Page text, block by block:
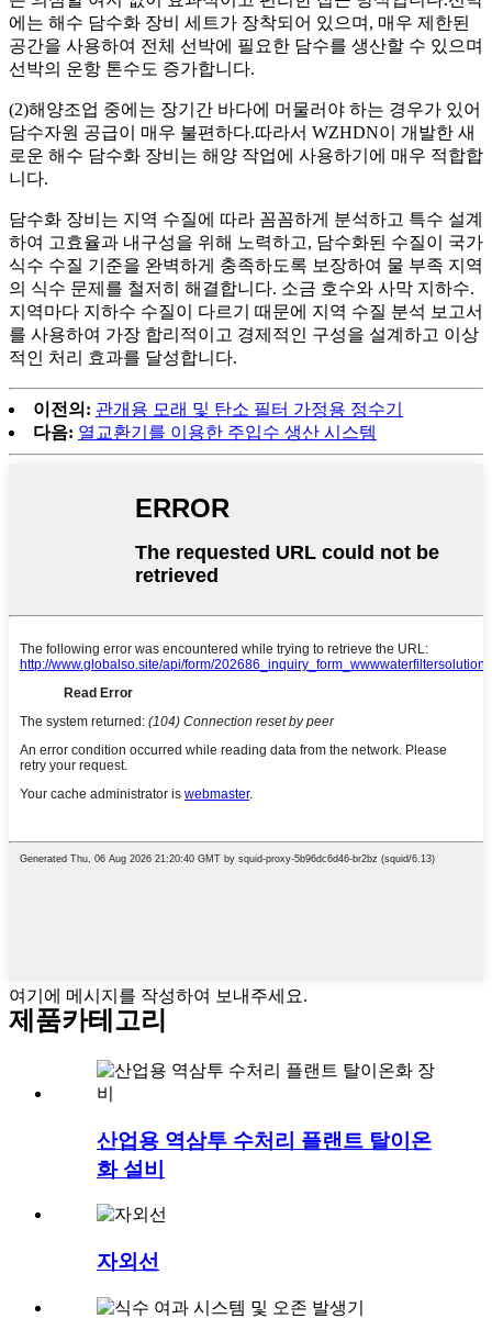
에는 해수 담수화 장비 세트가 장착되어 있으며, 매우 제한된
공간을 사용하여 전체 선박에 필요한 담수를 생산할 수 있으며
선박의 운항 톤수도 증가합니다.
(2)해양조업 중에는 장기간 바다에 머물러야 하는 경우가 있어
담수자원 공급이 매우 불편하다.따라서 WZHDN이 개발한 새
로운 해수 담수화 장비는 해양 작업에 사용하기에 매우 적합합
니다.
담수화 장비는 지역 수질에 따라 꼼꼼하게 분석하고 특수 설계
하여 고효율과 내구성을 위해 노력하고, 담수화된 수질이 국가
식수 수질 기준을 완벽하게 충족하도록 보장하여 물 부족 지역
의 식수 문제를 철저히 해결합니다. 소금 호수와 사막 지하수.
지역마다 지하수 수질이 다르기 때문에 지역 수질 분석 보고서
를 사용하여 가장 합리적이고 경제적인 구성을 설계하고 이상
적인 처리 효과를 달성합니다.
이전의: 관개용 모래 및 탄소 필터 가정용 정수기
다음: 열교환기를 이용한 주입수 생산 시스템
여기에 메시지를 작성하여 보내주세요.
제품카테고리
산업용 역삼투 수처리 플랜트 탈이온
화 설비
자외선